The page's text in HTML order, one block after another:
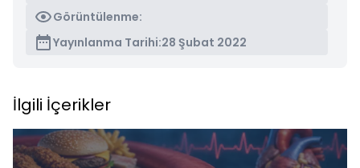
Görüntülenme:
Yayınlanma Tarihi:28 Şubat 2022
İlgili İçerikler